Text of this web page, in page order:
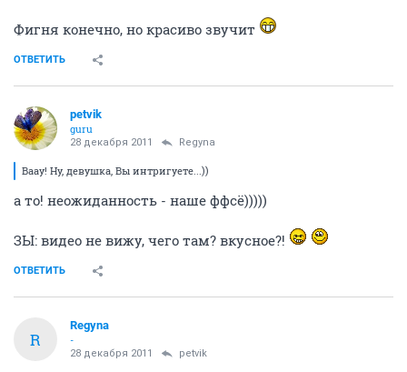
Фигня конечно, но красиво звучит
ОТВЕТИТЬ
petvik
guru
28 декабря 2011 Regyna
Ваау! Ну, девушка, Вы интригуете...))
а то! неожиданность - наше ффсё)))))
ЗЫ: видео не вижу, чего там? вкусное?!
ОТВЕТИТЬ
R
Regyna
-
28 декабря 2011 petvik